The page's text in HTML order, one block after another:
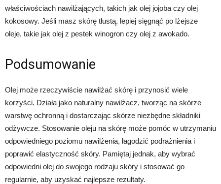
właściwościach nawilżających, takich jak olej jojoba czy olej
kokosowy. Jeśli masz skórę tłustą, lepiej sięgnąć po lżejsze
oleje, takie jak olej z pestek winogron czy olej z awokado.
Podsumowanie
Olej może rzeczywiście nawilżać skórę i przynosić wiele
korzyści. Działa jako naturalny nawilżacz, tworząc na skórze
warstwę ochronną i dostarczając skórze niezbędne składniki
odżywcze. Stosowanie oleju na skórę może pomóc w utrzymaniu
odpowiedniego poziomu nawilżenia, łagodzić podrażnienia i
poprawić elastyczność skóry. Pamiętaj jednak, aby wybrać
odpowiedni olej do swojego rodzaju skóry i stosować go
regularnie, aby uzyskać najlepsze rezultaty.